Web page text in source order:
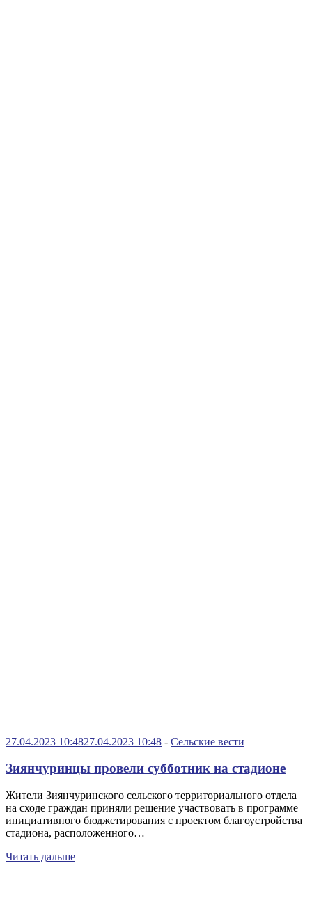
27.04.2023 10:4827.04.2023 10:48 - Сельские вести
Зиянчуринцы провели субботник на стадионе
Жители Зиянчуринского сельского территориального отдела
на сходе граждан приняли решение участвовать в программе
инициативного бюджетирования с проектом благоустройства
стадиона, расположенного…
Читать дальше